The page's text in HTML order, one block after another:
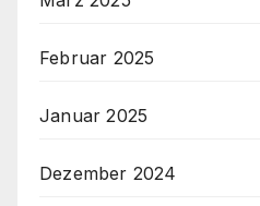
Februar 2025
Januar 2025
Dezember 2024